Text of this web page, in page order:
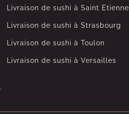
Livraison de sushi à Saint Etienne
Livraison de sushi à Strasbourg
Livraison de sushi à Toulon
Livraison de sushi à Versailles
.